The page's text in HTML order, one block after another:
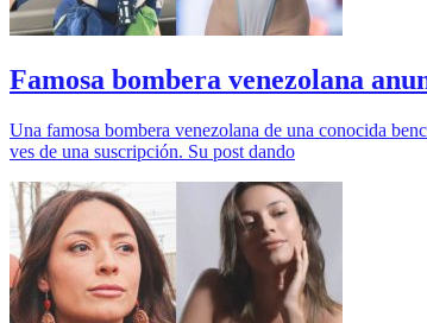
Famosa bombera venezolana
Una famosa bombera venezolana de una conocida
ves de una suscripción. Su post dando